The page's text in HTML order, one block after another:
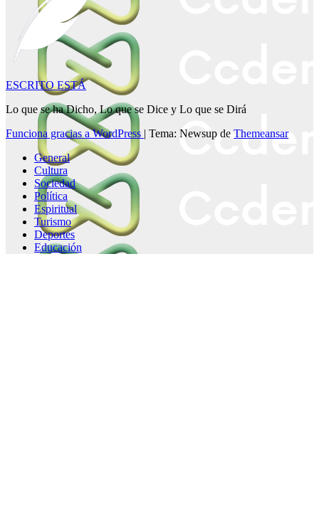
ESCRITO ESTÁ
Lo que se ha Dicho, Lo que se Dice y Lo que se Dirá
Funciona gracias a WordPress | Tema: Newsup de Themeansar
General
Cultura
Sociedad
Política
Espiritual
Turismo
Deportes
Educación